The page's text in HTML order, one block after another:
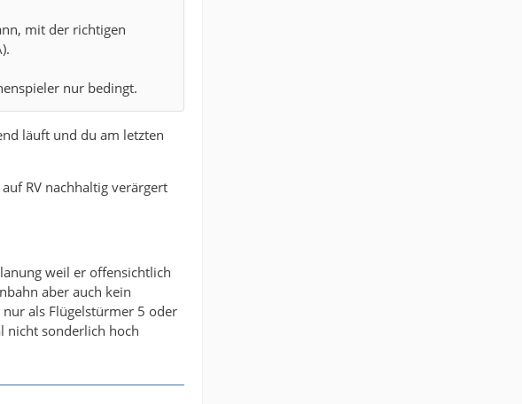
mit der richtigen
nur bedingt.
läuft und du am letzten
RV nachhaltig verärgert
weil er offensichtlich
aber auch kein
als Flügelstürmer 5 oder
nicht sonderlich hoch